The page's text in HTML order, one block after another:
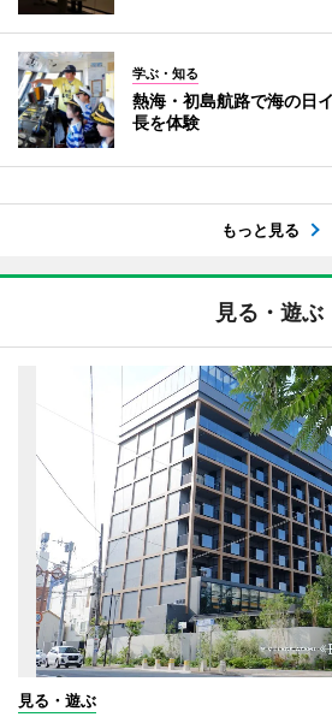
学ぶ・知る
熱海・初島航路で海の日
長を体験
もっと見る
見る・遊ぶ
見る・遊ぶ